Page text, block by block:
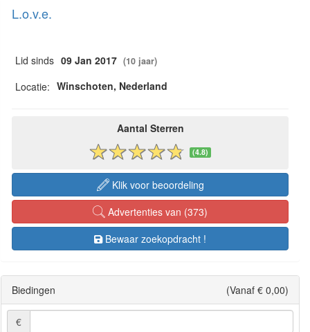
L.o.v.e.
Lid sinds 09 Jan 2017 (10 jaar)
Locatie: Winschoten, Nederland
Aantal Sterren
(4.8)
Klik voor beoordeling
Advertenties van (373)
Bewaar zoekopdracht !
Biedingen (Vanaf € 0,00)
€